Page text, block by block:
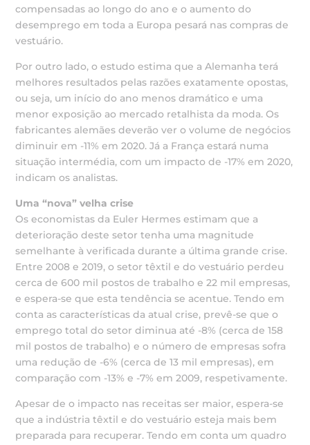
compensadas ao longo do ano e o aumento do
desemprego em toda a Europa pesará nas compras de
vestuário.
Por outro lado, o estudo estima que a Alemanha terá
melhores resultados pelas razões exatamente opostas,
ou seja, um início do ano menos dramático e uma
menor exposição ao mercado retalhista da moda. Os
fabricantes alemães deverão ver o volume de negócios
diminuir em -11% em 2020. Já a França estará numa
situação intermédia, com um impacto de -17% em 2020,
indicam os analistas.
Uma “nova” velha crise
Os economistas da Euler Hermes estimam que a
deterioração deste setor tenha uma magnitude
semelhante à verificada durante a última grande crise.
Entre 2008 e 2019, o setor têxtil e do vestuário perdeu
cerca de 600 mil postos de trabalho e 22 mil empresas,
e espera-se que esta tendência se acentue. Tendo em
conta as características da atual crise, prevê-se que o
emprego total do setor diminua até -8% (cerca de 158
mil postos de trabalho) e o número de empresas sofra
uma redução de -6% (cerca de 13 mil empresas), em
comparação com -13% e -7% em 2009, respetivamente.
Apesar de o impacto nas receitas ser maior, espera-se
que a indústria têxtil e do vestuário esteja mais bem
preparada para recuperar. Tendo em conta um quadro